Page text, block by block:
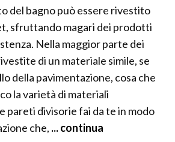
del bagno può essere rivestito
sfruttando magari dei prodotti
Nella maggior parte dei
di un materiale simile, se
della pavimentazione, cosa che
la varietà di materiali
pareti divisorie fai da te in modo
che, ... continua